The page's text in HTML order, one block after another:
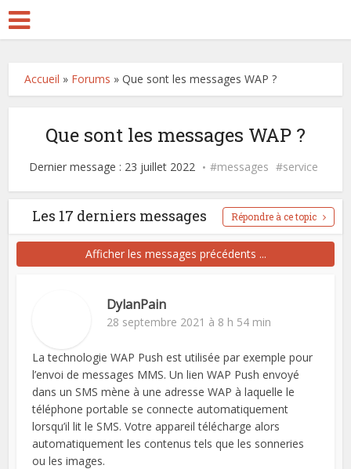
Accueil » Forums »Que sont les messages WAP ?
Que sont les messages WAP ?
Dernier message : 23 juillet 2022 messages service
Les 17 derniers messages Répondre à ce topic
Afficher les messages précédents ...
DylanPain
28 septembre 2021 à 8 h 54 min
La technologie WAP Push est utilisée par exemple pour
l’envoi de messages MMS. Un lien WAP Push envoyé
dans un SMS mène à une adresse WAP à laquelle le
téléphone portable se connecte automatiquement
lorsqu’il lit le SMS. Votre appareil télécharge alors
automatiquement les contenus tels que les sonneries
ou les images.